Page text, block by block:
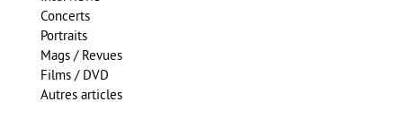
Concerts
Portraits
Mags / Revues
Films / DVD
Autres articles